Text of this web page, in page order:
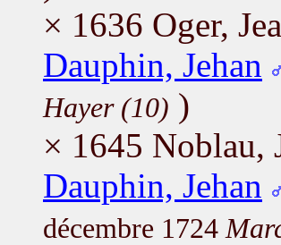
× 1636 Oger,
Dauphin, Jehan
Hayer (10) )
× 1645 Noblau,
Dauphin, Jehan
décembre 1724